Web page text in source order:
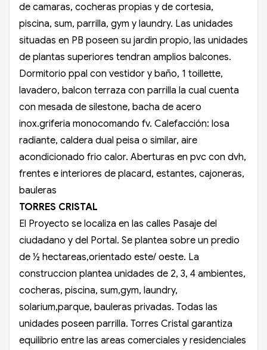
de camaras, cocheras propias y de cortesia,
piscina, sum, parrilla, gym y laundry. Las unidades
situadas en PB poseen su jardin propio, las unidades
de plantas superiores tendran amplios balcones.
Dormitorio ppal con vestidor y baño, 1 toillette,
lavadero, balcon terraza con parrilla la cual cuenta
con mesada de silestone, bacha de acero
inox.griferia monocomando fv. Calefacción: losa
radiante, caldera dual peisa o similar, aire
acondicionado frio calor. Aberturas en pvc con dvh,
frentes e interiores de placard, estantes, cajoneras,
bauleras
TORRES CRISTAL
El Proyecto se localiza en las calles Pasaje del
ciudadano y del Portal. Se plantea sobre un predio
de ½ hectareas,orientado este/ oeste. La
construccion plantea unidades de 2, 3, 4 ambientes,
cocheras, piscina, sum,gym, laundry,
solarium,parque, bauleras privadas. Todas las
unidades poseen parrilla. Torres Cristal garantiza
equilibrio entre las areas comerciales y residenciales